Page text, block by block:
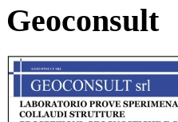
Geoconsult